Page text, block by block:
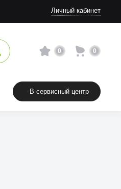
Личный кабинет
0 0
В сервисный центр